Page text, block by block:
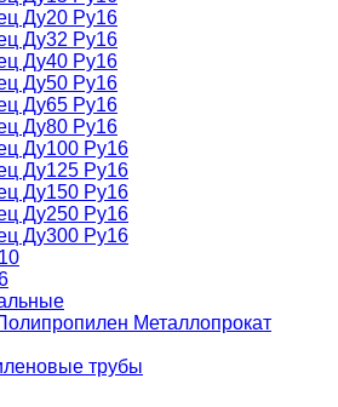
Ду20 Ру16
Ду32 Ру16
Ду40 Ру16
Ду50 Ру16
Ду65 Ру16
Ду80 Ру16
Ду100 Ру16
Ду125 Ру16
Ду150 Ру16
Ду250 Ру16
Ду300 Ру16
Металлопрокат
трубы